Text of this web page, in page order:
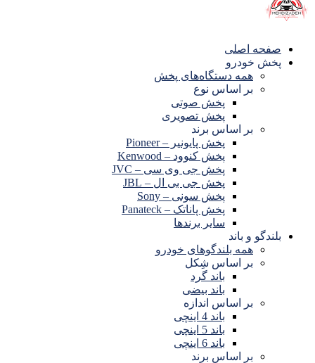
صفحه اصلی
پخش خودرو
همه دستگاه‌های پخش
بر اساس نوع
پخش صوتی
پخش تصویری
بر اساس برند
پخش پایونیر – Pioneer
پخش کنوود – Kenwood
پخش جی وی سی – JVC
پخش جی بی ال – JBL
پخش سونی – Sony
پخش پاناتک – Panateck
سایر برندها
بلندگو و باند
همه بلندگوهای خودرو
بر اساس شِکل
باند گرد
باند بیضی
بر اساس اندازه
باند 4 اینچی
باند 5 اینچی
باند 6 اینچی
بر اساس برند